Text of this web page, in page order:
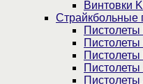
Винтовки
Страйкбольные